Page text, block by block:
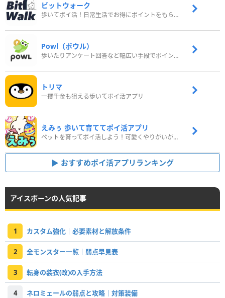
ビットウォーク
歩いてポイ活！日常生活でお得にポイントをもらおう
Powl（ポウル）
歩いたりアンケート回答など幅広い手段でポイントをゲット
トリマ
一攫千金も狙える歩いてポイ活アプリ
えみぅ 歩いて育ててポイ活アプリ
ペットを育ってポイ活しよう！可愛くやりがいがある新感覚アプリ
おすすめポイ活アプリランキング
アイスボーンの人気記事
1 カスタム強化｜必要素材と解放条件
2 全モンスター一覧｜弱点早見表
3 転身の装衣(改)の入手方法
4 ネロミェールの弱点と攻略｜対策装備